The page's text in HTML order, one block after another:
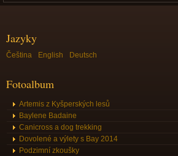
Jazyky
Čeština English Deutsch
Fotoalbum
Artemis z Kyšperských lesů
Baylene Badaine
Canicross a dog trekking
Dovolené a výlety s Bay 2014
Podzimní zkoušky